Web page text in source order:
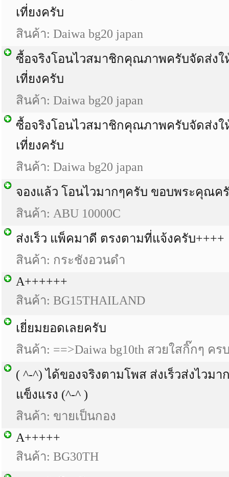
เที่ยงครับ
สินค้า: Daiwa bg20 japan
ซื้อจริงโอนไวสมาชิกคุณภาพครับจัดส่ง
เที่ยงครับ
สินค้า: Daiwa bg20 japan
ซื้อจริงโอนไวสมาชิกคุณภาพครับจัดส่ง
เที่ยงครับ
สินค้า: Daiwa bg20 japan
จองแล้ว โอนไวมากๆครับ ขอบพระคุณค
สินค้า: ABU 10000C
ส่งเร็ว แพ็คมาดี ตรงตามที่แจ้งครับ++++
สินค้า: กระชังอวนดำ
A++++++
สินค้า: BG15THAILAND
เยี่ยมยอดเลยครับ
สินค้า: ==>Daiwa bg10th สวยใสกิ๊กๆ คร
( ^-^) ได้ของจริงตามโพส ส่งเร็วส่งไวม
แข็งแรง (^-^ )
สินค้า: ขายเป็นกอง
A+++++
สินค้า: BG30TH